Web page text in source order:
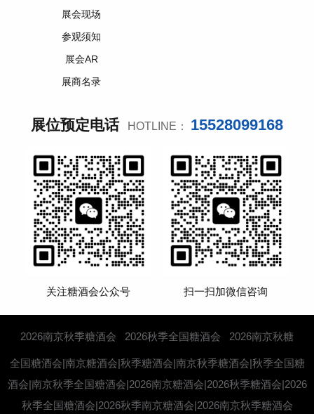
展会现场
参观须知
展会AR
展商名录
展位预定电话 HOTLINE： 15528099168
关注糖酒会公众号 扫一扫加微信咨询
2026南京秋季糖酒会 2026秋季全国糖酒会 2026南京秋糖
全国糖酒会|南京糖酒会|秋季糖酒会|南京秋季糖酒会|秋季全国糖
酒会|南京秋季全国糖酒会|2026南京糖酒会|2026秋季糖酒会|2026
秋季全国糖酒会|2026秋季南京糖酒会|2026南京秋季糖酒会